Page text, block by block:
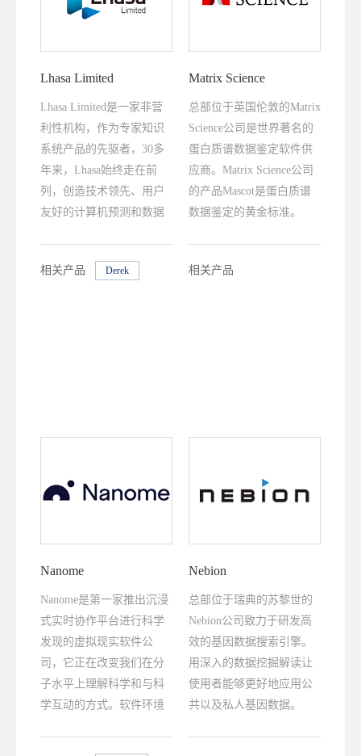
Lhasa Limited
Lhasa Limited是一家非营
利性机构，作为专家知识
系统产品的先驱者，30多
年来，Lhasa始终走在前
列，创造技术领先、用户
友好的计算机预测和数据
Progress”的宗旨，及其非
相关产品
Derek
Matrix Science
总部位于英国伦敦的Matrix
Science公司是世界著名的
蛋白质谱数据鉴定软件供
应商。Matrix Science公司
的产品Mascot是蛋白质谱
数据鉴定的黄金标准。
相关产品
Nanome
Nanome是第一家推出沉浸
式实时协作平台进行科学
发现的虚拟现实软件公
司，它正在改变我们在分
子水平上理解科学和与科
学互动的方式。软件环境
Nebion
总部位于瑞典的苏黎世的
Nebion公司致力于研发高
效的基因数据搜索引擎。
用深入的数据挖掘解读让
使用者能够更好地应用公
共以及私人基因数据。